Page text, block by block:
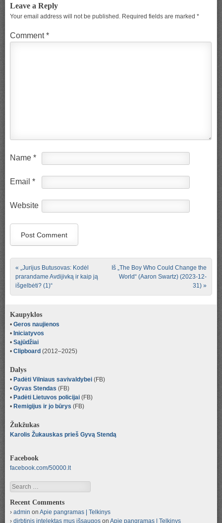
Leave a Reply
Your email address will not be published. Required fields are marked *
Comment*
Name *
Email *
Website
Post navigation
« „Jurijus Butusovas: Kodėl
prarandame Avdijivką ir kaip ją
išgelbėti? (1)“
Iš „The Boy Who Could Change the
World“ (Aaron Swartz) (2023-12-
31) »
Kaupyklos
• Geros naujienos
• Iniciatyvos
• Sąjūdžiai
• Clipboard (2012–2025)
Dalys
• Padėti Vilniaus savivaldybei (FB)
• Gyvas Stendas (FB)
• Padėti Lietuvos policijai (FB)
• Remigijus ir jo būrys (FB)
Žukžukas
Karolis Žukauskas prieš Gyvą Stendą
Facebook
facebook.com/50000.lt
Search
Recent Comments
admin on Apie pangramas | Telkinys
dirbtinis intelektas mus išsaugos on Apie pangramas | Telkinys